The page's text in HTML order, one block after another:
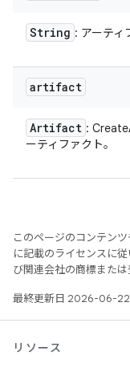
String : アーティ
artifact
Artifact :
ーティファクト。
このページのコンテンツ
に記載のライセンスに
び関連会社の商標または
最終更新日 2026-06-22
リソース